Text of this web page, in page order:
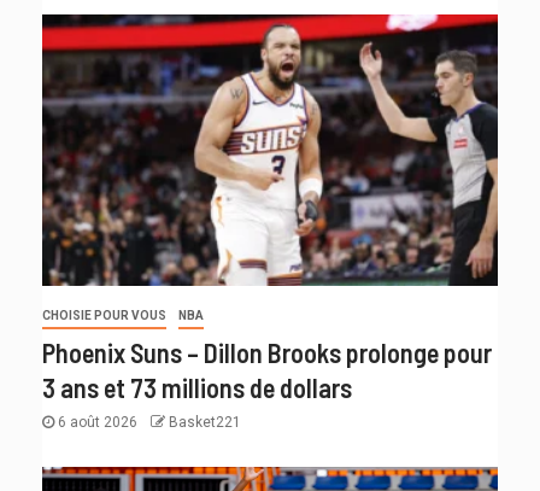
CHOISIE POUR VOUS NBA
Phoenix Suns – Dillon Brooks prolonge pour
3 ans et 73 millions de dollars
6 août 2026 Basket221